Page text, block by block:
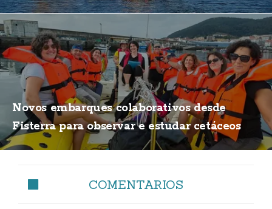
Novos embarques colaborativos desde
Fisterra para observar e estudar cetáceos
COMENTARIOS